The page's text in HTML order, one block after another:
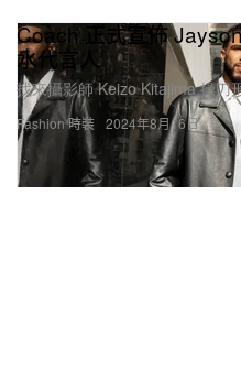
Fashion 時裝
Coach 正式宣佈
水代言人
找來攝影師 Keizo Kitajima 操刀
2024年8月16日